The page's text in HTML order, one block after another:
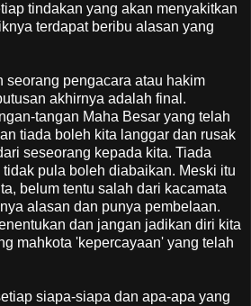
tindakan yang akan menyakitkan
terdapat beribu alasan yang
seorang pengacara atau hakim
akhirnya adalah final.
tangan Maha Besar yang telah
tiada boleh kita langgar dan rusak
seseorang kepada kita. Tiada
pula boleh diabaikan. Meski itu
belum tentu salah dari kacamata
alasan dan punya pembelaan.
dan jangan jadikan diri kita
mahkota 'kepercayaan' yang telah
siapa-siapa dan apa-apa yang